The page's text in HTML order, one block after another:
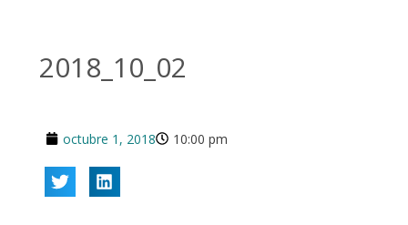
2018_10_02
octubre 1, 2018 10:00 pm